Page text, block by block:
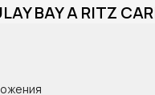
BAY A RITZ